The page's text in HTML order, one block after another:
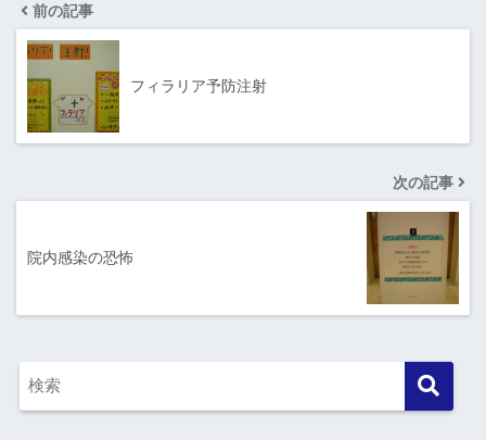
前の記事
フィラリア予防注射
次の記事
院内感染の恐怖